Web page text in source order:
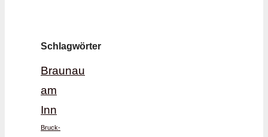
Schlagwörter
Braunau
am
Inn
Bruck-